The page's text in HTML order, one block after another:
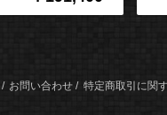
お問い合わせ 特定商取引に関